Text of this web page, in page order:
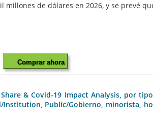
de dólares en 2026, y se prevé
Comprar ahora
& Covid-19 Impact Analysis, por
Institution, Public/Gobierno,